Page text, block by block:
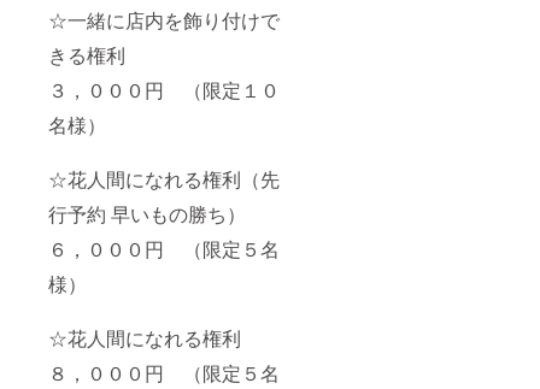
☆一緒に店内を飾り付けで
きる権利
３，０００円 （限定１０
名様）
☆花人間になれる権利（先
行予約 早いもの勝ち）
６，０００円 （限定５名
様）
☆花人間になれる権利
８，０００円 （限定５名